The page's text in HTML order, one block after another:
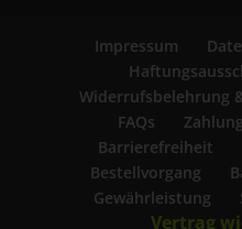
Impressum
Widerrufsbelehrung
FAQs
Barrierefreiheit
Bestellvorgang
Gewährleistung
Vertrag